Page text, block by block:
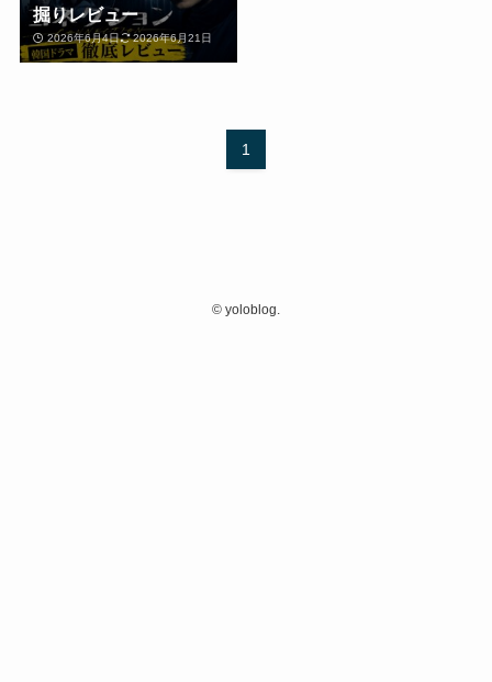
掘りレビュー
2026年6月4日 2026年6月21日
1
© yoloblog.